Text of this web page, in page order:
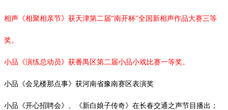
相声《相聚相亲节》获天津第二届“南开杯”全国新相声作品大赛三等
奖。
小品《演练总动员》获番禺区第二届小品小戏比赛一等奖。
小品《会见楼那点事》获河南省豫南赛区表演奖
小品《开心招聘会》、《新白娘子传奇》在长春交通之声节目播出；